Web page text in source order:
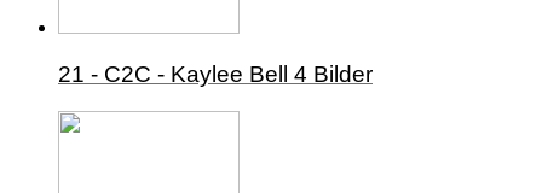
21 - C2C - Kaylee Bell 4 Bilder